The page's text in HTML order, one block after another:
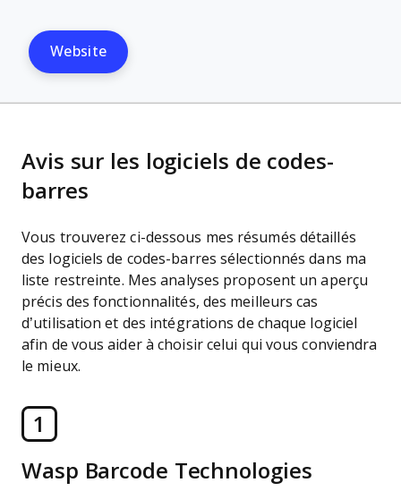
Website
Avis sur les logiciels de codes-
barres
Vous trouverez ci-dessous mes résumés détaillés
des logiciels de codes-barres sélectionnés dans ma
liste restreinte. Mes analyses proposent un aperçu
précis des fonctionnalités, des meilleurs cas
d’utilisation et des intégrations de chaque logiciel
afin de vous aider à choisir celui qui vous conviendra
le mieux.
1
Wasp Barcode Technologies